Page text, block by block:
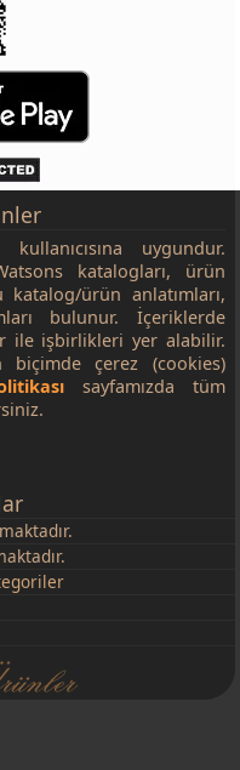
uygundur.
katalogları, ürün
ürün anlatımları,
bulunur. İçeriklerde
ile işbirlikleri yer alabilir.
biçimde çerez (cookies)
sayfamızda tüm